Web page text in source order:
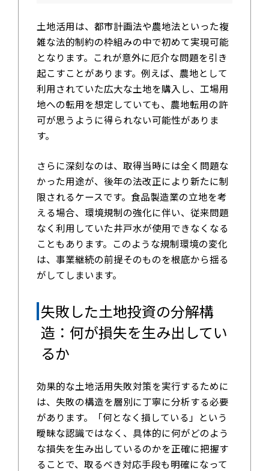
土地活用は、都市計画法や農地法といった複
雑な法的制約の枠組みの中で初めて実現可能
となります。これが意外に厄介な問題を引き
起こすことがあります。例えば、農地として
利用されていた広大な土地を購入し、工場用
地への転用を想定していても、農地転用の許
可が思うように得られない可能性がありま
す。
さらに深刻なのは、取得当時には全く問題な
かった用途が、後年の法改正により新たに制
限されるケースです。食品製造業の立地を考
える場合、環境規制の強化に伴い、従来問題
なく利用していた井戸水が使用できなくなる
こともあります。このような規制環境の変化
は、事業継続の前提そのものを根底から揺る
がしてしまいます。
失敗した土地投資の分解構
造：何が損失を生み出してい
るか
効果的な土地活用失敗対策を実行するために
は、失敗の構造を層別に丁寧に分析する必要
があります。「何となく損している」という
曖昧な認識ではなく、具体的に何がどのよう
な損失を生み出しているのかを正確に把握す
ることで、取るべき対応手段も明確になって